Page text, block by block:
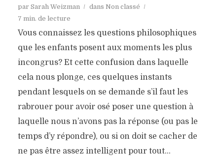
par Sarah Weizman dans Non classé
7 min. de lecture
Vous connaissez les questions philosophiques
que les enfants posent aux moments les plus
incongrus? Et cette confusion dans laquelle
cela nous plonge, ces quelques instants
pendant lesquels on se demande s’il faut les
rabrouer pour avoir osé poser une question à
laquelle nous n’avons pas la réponse (ou pas le
temps d’y répondre), ou si on doit se cacher de
ne pas être assez intelligent pour tout...